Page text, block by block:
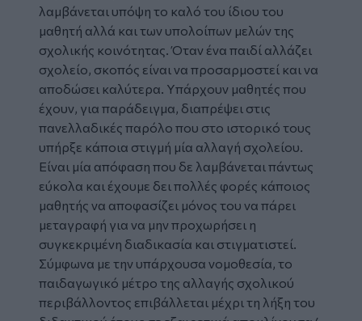
λαμβάνεται υπόψη το καλό του ίδιου του
μαθητή αλλά και των υπολοίπων μελών της
σχολικής κοινότητας. Όταν ένα παιδί αλλάζει
σχολείο, σκοπός είναι να προσαρμοστεί και να
αποδώσει καλύτερα. Υπάρχουν μαθητές που
έχουν, για παράδειγμα, διαπρέψει στις
πανελλαδικές παρόλο που στο ιστορικό τους
υπήρξε κάποια στιγμή μία αλλαγή σχολείου.
Είναι μία απόφαση που δε λαμβάνεται πάντως
εύκολα και έχουμε δει πολλές φορές κάποιος
μαθητής να αποφασίζει μόνος του να πάρει
μεταγραφή για να μην προχωρήσει η
συγκεκριμένη διαδικασία και στιγματιστεί.
Σύμφωνα με την υπάρχουσα νομοθεσία, το
παιδαγωγικό μέτρο της αλλαγής σχολικού
περιβάλλοντος επιβάλλεται μέχρι τη λήξη του